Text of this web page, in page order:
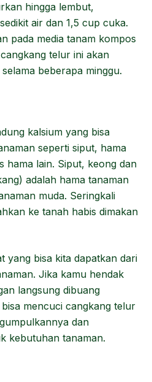
hingga lembut,
air dan 1,5 cup cuka.
pada media tanam kompos
telur ini akan
beberapa minggu.
kalsium yang bisa
seperti siput, hama
hama lain. Siput, keong dan
adalah hama tanaman
muda. Seringkali
ke tanah habis dimakan
yang bisa kita dapatkan dari
Jika kamu hendak
langsung dibuang
mencuci cangkang telur
dan
kebutuhan tanaman.